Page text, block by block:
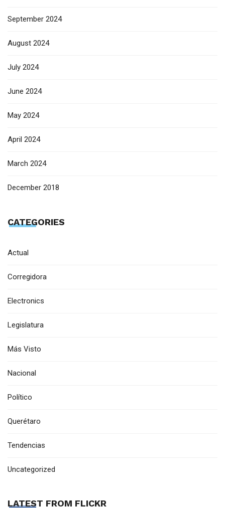
September 2024
August 2024
July 2024
June 2024
May 2024
April 2024
March 2024
December 2018
CATEGORIES
Actual
Corregidora
Electronics
Legislatura
Más Visto
Nacional
Político
Querétaro
Tendencias
Uncategorized
LATEST FROM FLICKR